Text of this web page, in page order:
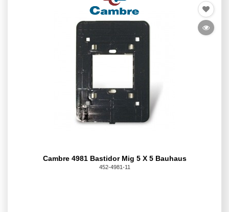
Cambre 4981 Bastidor Mig 5 X 5 Bauhaus
452-4981-11